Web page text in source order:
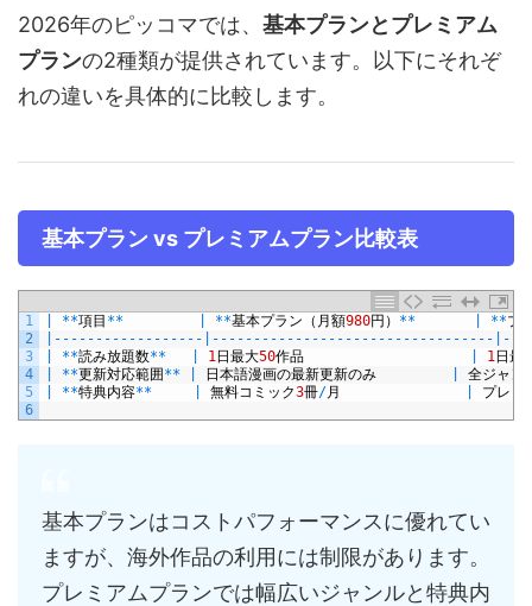
2026年のピッコマでは、 基本プランとプレミアム
プランの2種類が提供されています。以下にそれぞ
れの違いを具体的に比較します。
基本プラン vs プレミアムプラン比較表
1
2
3
4
5
6
**項目 ** **基本プラン（月額980円） ** **プ
-- -- -- -- -- -- -- -- -- -- -- -- -- -- -- -- -- -- -- -- -- -- -- -- -- -- --
**読み放題数** 1 日最大50作品 1 日最
**更新対応範囲** 日本語漫画の最新更新のみ
全ジャン
**特典内容** 無料コミック3冊/月 プレミ
基本プランはコストパフォーマンスに優れてい
ますが、海外作品の利用には制限があります。
プレミアムプランでは幅広いジャンルと特典内